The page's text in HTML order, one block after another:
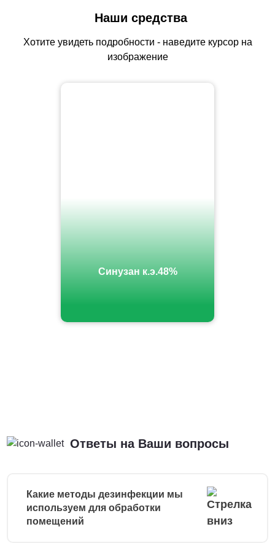
Наши средства
Хотите увидеть подробности - наведите курсор на
изображение
Синузан к.э.48%
Ответы на Ваши вопросы
Какие методы дезинфекции мы
используем для обработки
помещений